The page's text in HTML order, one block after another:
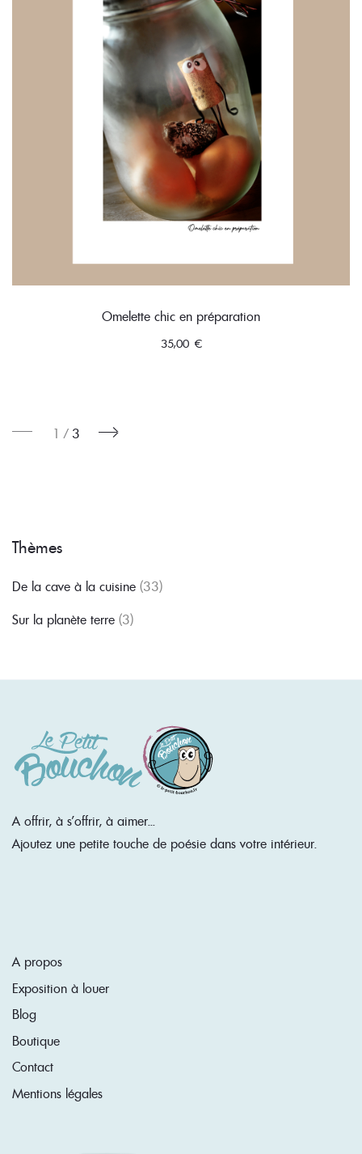
Thèmes
De la cave à la cuisine (33)
Sur la planète terre (3)
Omelette chic en préparation
35,00 €
1 3
A offrir, à s'offrir, à aimer...
Ajoutez une petite touche de poésie dans votre intérieur.
A propos
Exposition à louer
Blog
Boutique
Contact
Mentions légales